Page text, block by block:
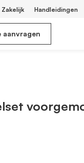
Zakelijk Handleidingen
aanvragen